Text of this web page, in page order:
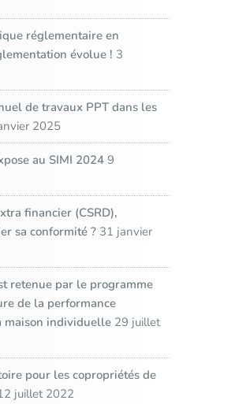
réglementaire en
évolue ! 3
de travaux PPT dans les
2025
au SIMI 20249
financier (CSRD),
sa conformité ? 31 janvier
retenue par le programme
de la performance
maison individuelle 29 juillet
pour les copropriétés de
juillet 2022